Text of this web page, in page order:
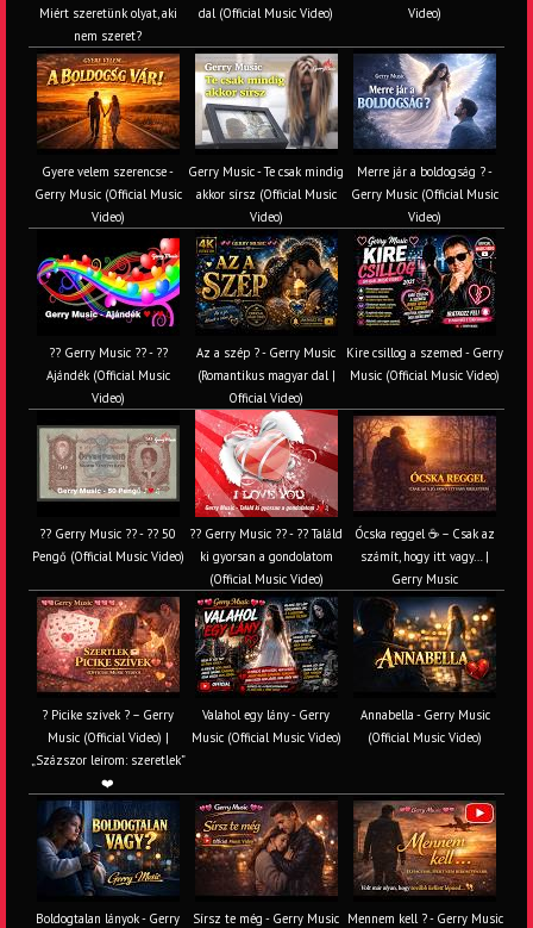
Miért szeretünk olyat, aki
nem szeret?
dal (Official Music Video)
Video)
Gyere velem szerencse -
Gerry Music (Official Music
Video)
Gerry Music - Te csak mindig
akkor sírsz (Official Music
Video)
Merre jár a boldogság ? -
Gerry Music (Official Music
Video)
?? Gerry Music ?? - ??
Ajándék (Official Music
Video)
Az a szép ? - Gerry Music
(Romantikus magyar dal |
Official Video)
Kire csillog a szemed - Gerry
Music (Official Music Video)
?? Gerry Music ?? - ?? 50
Pengő (Official Music Video)
?? Gerry Music ?? - ?? Találd
ki gyorsan a gondolatom
(Official Music Video)
Ócska reggel ☕ – Csak az
számít, hogy itt vagy… |
Gerry Music
? Picike szívek ? – Gerry
Music (Official Video) |
„Százszor leírom: szeretlek”
❤️
Valahol egy lány - Gerry
Music (Official Music Video)
Annabella - Gerry Music
(Official Music Video)
Boldogtalan lányok - Gerry
Sírsz te még - Gerry Music Mennem kell ? - Gerry Music